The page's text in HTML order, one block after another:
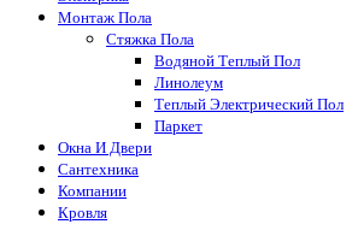
Монтаж Пола
Стяжка Пола
Водяной Теплый Пол
Линолеум
Теплый Электрический Пол
Паркет
Окна И Двери
Сантехника
Компании
Кровля